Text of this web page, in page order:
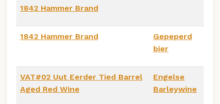
1842 Hammer Brand
1842 Hammer Brand
Gepeperd
bier
VAT#02 Uut Eerder Tied Barrel
Aged Red Wine
Engelse
Barleywine